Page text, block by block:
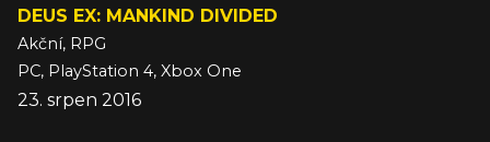
DEUS EX: MANKIND DIVIDED
Akční, RPG
PC, PlayStation 4, Xbox One
23. srpen 2016